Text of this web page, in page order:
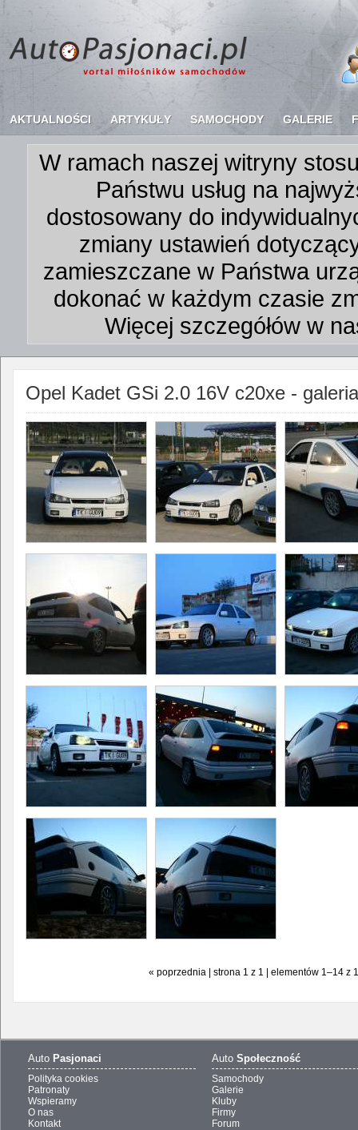
AKTUALNOŚCI ARTYKUŁY SAMOCHODY GALERIE
W ramach naszej witryny
Państwu usług na
dostosowany do
zmiany ustawień
zamieszczane w Państwa
dokonać w każdym czasie
Więcej szczegółów w
Opel Kadet GSi 2.0 16V c20xe -
« poprzednia | strona 1 z 1 | elementów 1–14 z
Auto Pasjonaci
Polityka cookies
Patronaty
Wspieramy
O nas
Kontakt
Auto Społeczność
Samochody
Galerie
Kluby
Firmy
Forum